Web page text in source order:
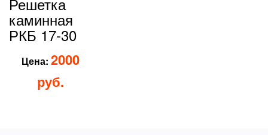
каминная
РКБ 17-30
Цена:2000
руб.